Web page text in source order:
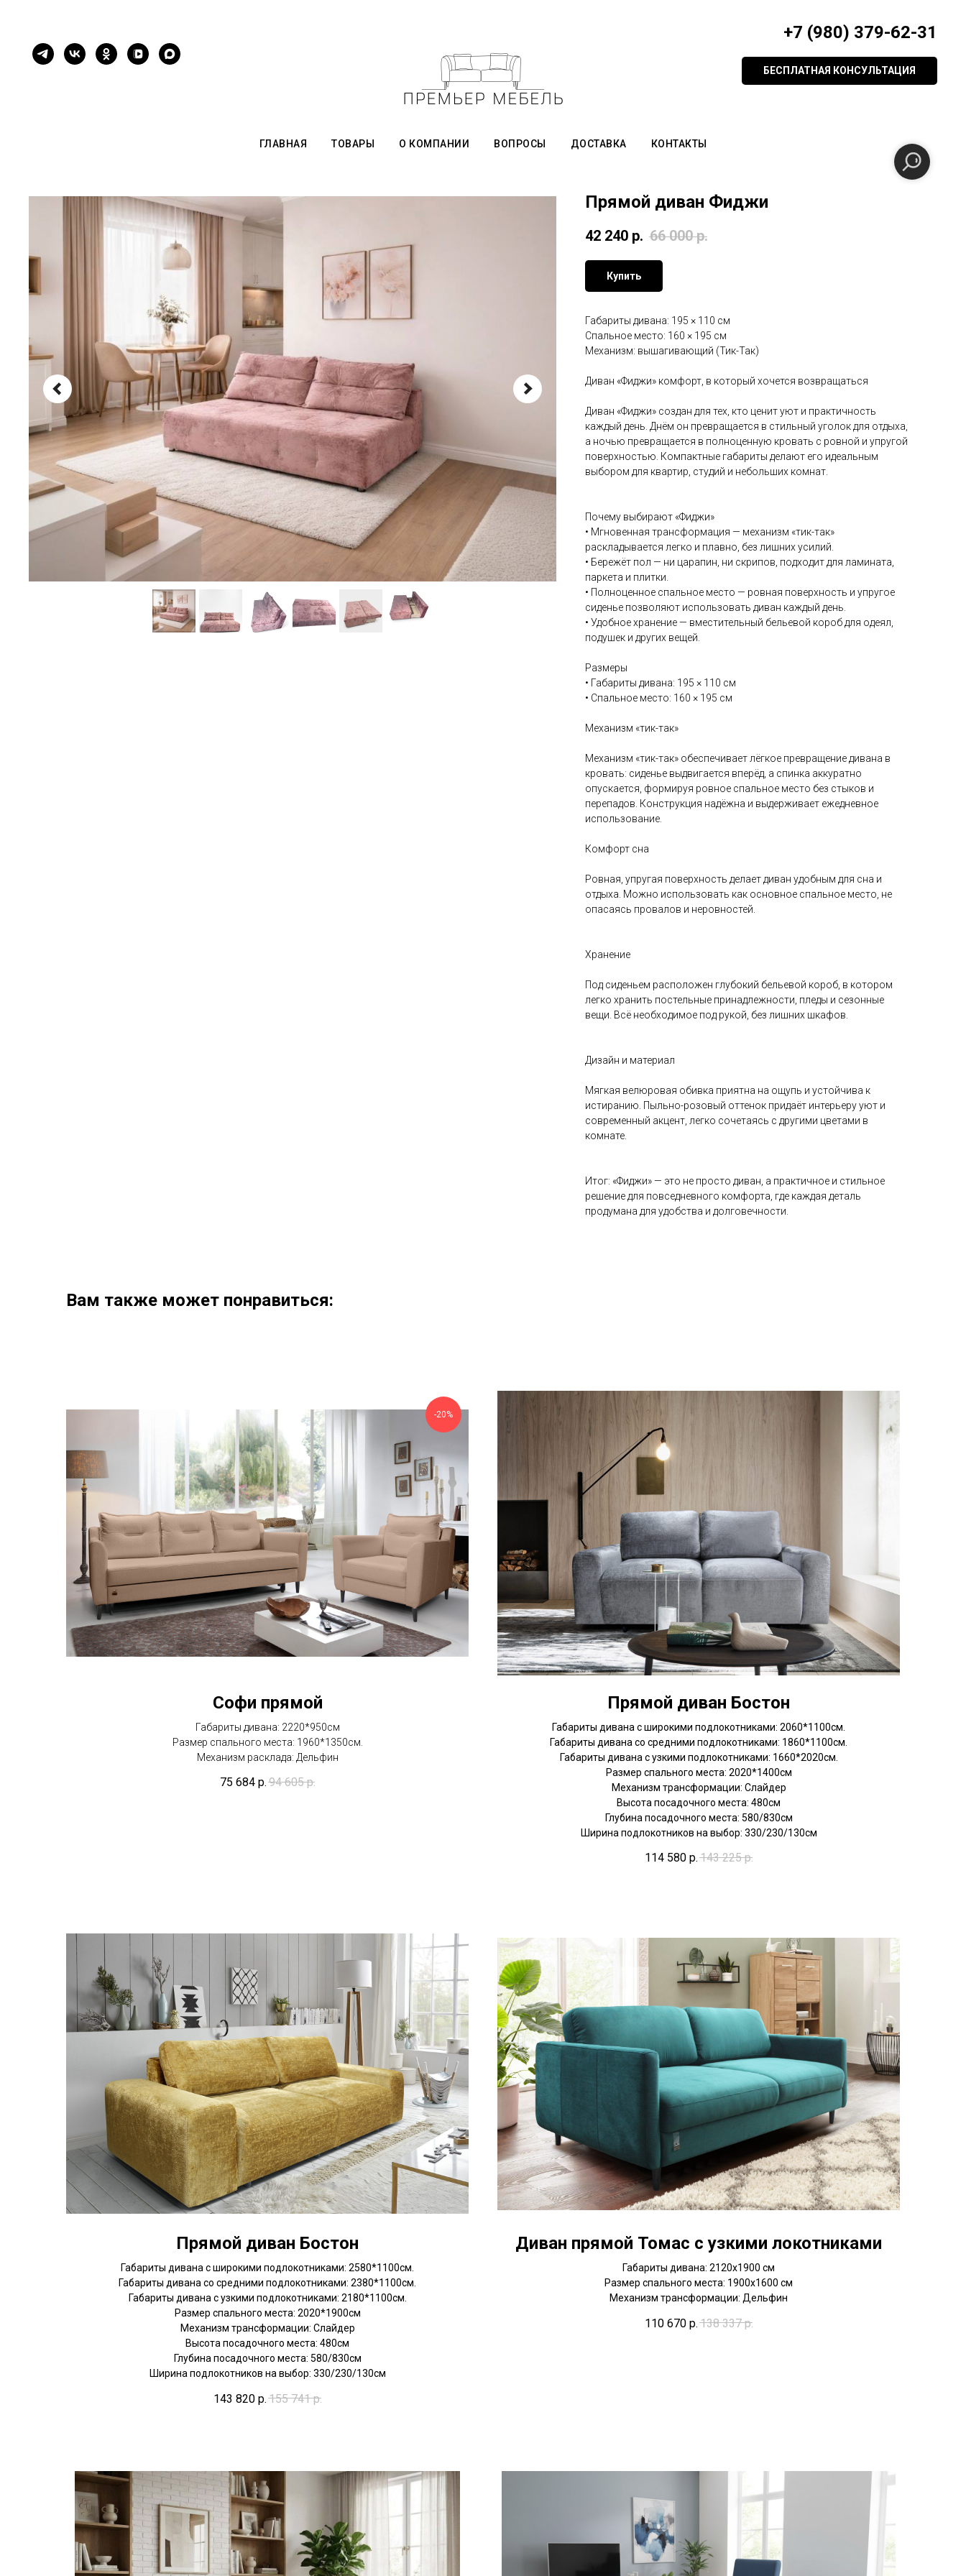
+7 (980) 379-62-31
БЕСПЛАТНАЯ КОНСУЛЬТАЦИЯ
ГЛАВНАЯ ТОВАРЫ О КОМПАНИИ ВОПРОСЫ ДОСТАВКА КОНТАКТЫ
Прямой диван Фиджи
42 240 р. 66 000 р.
Купить
Габариты дивана: 195 × 110 см
Спальное место: 160 × 195 см
Механизм: вышагивающий (Тик-Так)
Диван «Фиджи» комфорт, в который хочется возвращаться
Диван «Фиджи» создан для тех, кто ценит уют и практичность
каждый день. Днём он превращается в стильный уголок для отдыха,
а ночью превращается в полноценную кровать с ровной и упругой
поверхностью. Компактные габариты делают его идеальным
выбором для квартир, студий и небольших комнат.
Почему выбирают «Фиджи»
• Мгновенная трансформация — механизм «тик-так»
раскладывается легко и плавно, без лишних усилий.
• Бережёт пол — ни царапин, ни скрипов, подходит для ламината,
паркета и плитки.
• Полноценное спальное место — ровная поверхность и упругое
сиденье позволяют использовать диван каждый день.
• Удобное хранение — вместительный бельевой короб для одеял,
подушек и других вещей.
Размеры
• Габариты дивана: 195 × 110 см
• Спальное место: 160 × 195 см
Механизм «тик-так»
Механизм «тик-так» обеспечивает лёгкое превращение дивана в
кровать: сиденье выдвигается вперёд, а спинка аккуратно
опускается, формируя ровное спальное место без стыков и
перепадов. Конструкция надёжна и выдерживает ежедневное
использование.
Комфорт сна
Ровная, упругая поверхность делает диван удобным для сна и
отдыха. Можно использовать как основное спальное место, не
опасаясь провалов и неровностей.
Хранение
Под сиденьем расположен глубокий бельевой короб, в котором
легко хранить постельные принадлежности, пледы и сезонные
вещи. Всё необходимое под рукой, без лишних шкафов.
Дизайн и материал
Мягкая велюровая обивка приятна на ощупь и устойчива к
истиранию. Пыльно-розовый оттенок придаёт интерьеру уют и
современный акцент, легко сочетаясь с другими цветами в
комнате.
Итог: «Фиджи» — это не просто диван, а практичное и стильное
решение для повседневного комфорта, где каждая деталь
продумана для удобства и долговечности.
Вам также может понравиться:
-20%
Софи прямой
Габариты дивана: 2220*950см
Размер спального места: 1960*1350см.
Механизм расклада: Дельфин
75 684 р.94 605 р.
Прямой диван Бостон
Габариты дивана с широкими подлокотниками: 2060*1100см.
Габариты дивана со средними подлокотниками: 1860*1100см.
Габариты дивана с узкими подлокотниками: 1660*2020см.
Размер спального места: 2020*1400см
Механизм трансформации: Слайдер
Высота посадочного места: 480см
Глубина посадочного места: 580/830см
Ширина подлокотников на выбор: 330/230/130см
114 580 р.143 225 р.
Прямой диван Бостон
Габариты дивана с широкими подлокотниками: 2580*1100см.
Габариты дивана со средними подлокотниками: 2380*1100см.
Габариты дивана с узкими подлокотниками: 2180*1100см.
Размер спального места: 2020*1900см
Механизм трансформации: Слайдер
Высота посадочного места: 480см
Глубина посадочного места: 580/830см
Ширина подлокотников на выбор: 330/230/130см
143 820 р.155 741 р.
Диван прямой Томас с узкими локотниками
Габариты дивана: 2120х1900 см
Размер спального места: 1900х1600 см
Механизм трансформации: Дельфин
110 670 р.138 337 р.